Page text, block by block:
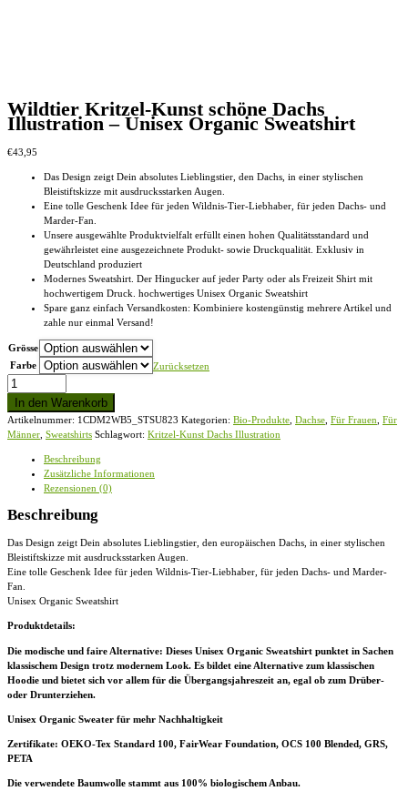
Wildtier Kritzel-Kunst schöne Dachs
Illustration – Unisex Organic Sweatshirt
€43,95
Das Design zeigt Dein absolutes Lieblingstier, den Dachs, in einer stylischen
Bleistiftskizze mit ausdrucksstarken Augen.
Eine tolle Geschenk Idee für jeden Wildnis-Tier-Liebhaber, für jeden Dachs- und
Marder-Fan.
Unsere ausgewählte Produktvielfalt erfüllt einen hohen Qualitätsstandard und
gewährleistet eine ausgezeichnete Produkt- sowie Druckqualität. Exklusiv in
Deutschland produziert
Modernes Sweatshirt. Der Hingucker auf jeder Party oder als Freizeit Shirt mit
hochwertigem Druck. hochwertiges Unisex Organic Sweatshirt
Spare ganz einfach Versandkosten: Kombiniere kostengünstig mehrere Artikel und
zahle nur einmal Versand!
Grösse
Farbe
Zurücksetzen
Wildtier
Kritzel-
Kunst
schöne
Dachs
Illustration
Sweatshirt
In den Warenkorb
Artikelnummer: 1CDM2WB5_STSU823 Kategorien: Bio-Produkte Dachse Für Frauen Für
Männer Sweatshirts Schlagwort: Kritzel-Kunst Dachs Illustration
Beschreibung
Zusätzliche Informationen
Rezensionen (0)
Beschreibung
Das Design zeigt Dein absolutes Lieblingstier, den europäischen Dachs, in einer stylischen
Bleistiftskizze mit ausdrucksstarken Augen.
Eine tolle Geschenk Idee für jeden Wildnis-Tier-Liebhaber, für jeden Dachs- und Marder-
Fan.
Unisex Organic Sweatshirt
Produktdetails:
Die modische und faire Alternative: Dieses Unisex Organic Sweatshirt punktet in Sachen
klassischem Design trotz modernem Look. Es bildet eine Alternative zum klassischen
Hoodie und bietet sich vor allem für die Übergangsjahreszeit an, egal ob zum Drüber-
oder Drunterziehen.
Unisex Organic Sweater für mehr Nachhaltigkeit
Zertifikate: OEKO-Tex Standard 100, FairWear Foundation, OCS 100 Blended, GRS,
PETA
Die verwendete Baumwolle stammt aus 100% biologischem Anbau.